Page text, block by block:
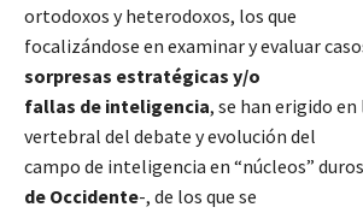
ortodoxos y heterodoxos, los que
focalizándose en examinar y evaluar
sorpresas estratégicas y/o
fallas de inteligencia, se han erigido
vertebral del debate y evolución del
campo de inteligencia en “núcleos”
de Occidente-, de los que se